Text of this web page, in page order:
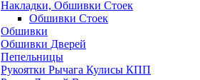
Накладки, Обшивки Стоек
Обшивки Стоек
Обшивки
Обшивки Дверей
Пепельницы
Рукоятки Рычага Кулисы КПП